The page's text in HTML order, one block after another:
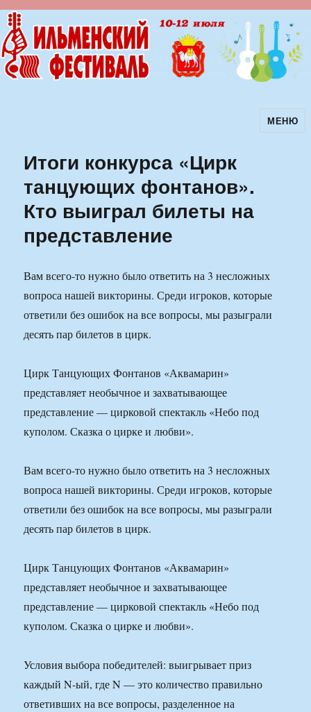
Ильменский фестиваль авторскойМЕНЮ
Итоги конкурса «Цирк
танцующих фонтанов».
Кто выиграл билеты на
представление
Вам всего-то нужно было ответить на 3 несложных
вопроса нашей викторины. Среди игроков, которые
ответили без ошибок на все вопросы, мы разыграли
десять пар билетов в цирк.
Цирк Танцующих Фонтанов «Аквамарин»
представляет необычное и захватывающее
представление — цирковой спектакль «Небо под
куполом. Сказка о цирке и любви».
Вам всего-то нужно было ответить на 3 несложных
вопроса нашей викторины. Среди игроков, которые
ответили без ошибок на все вопросы, мы разыграли
десять пар билетов в цирк.
Цирк Танцующих Фонтанов «Аквамарин»
представляет необычное и захватывающее
представление — цирковой спектакль «Небо под
куполом. Сказка о цирке и любви».
Условия выбора победителей: выигрывает приз
каждый N-ый, где N — это количество правильно
ответивших на все вопросы, разделенное на